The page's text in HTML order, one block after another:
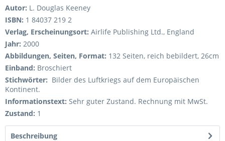
Autor: L. Douglas Keeney
ISBN: 1 84037 219 2
Verlag, Erscheinungsort: Airlife Publishing Ltd., England
Jahr: 2000
Abbildungen, Seiten, Format: 132 Seiten, reich bebildert, 26cm
Einband: Broschiert
Stichwörter: Bilder des Luftkriegs auf dem Europäischen
Kontinent.
Informationstext: Sehr guter Zustand. Rechnung mit MwSt.
Zustand: 1
Beschreibung